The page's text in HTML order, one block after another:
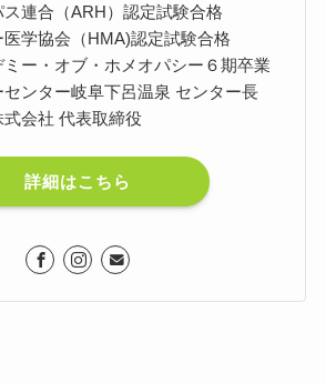
連合（ARH）認定試験合格
学協会（HMA)認定試験合格
ー・オブ・ホメオパシー６期卒業
ンター岐阜下呂温泉 センター長
会社 代表取締役
詳細はこちら